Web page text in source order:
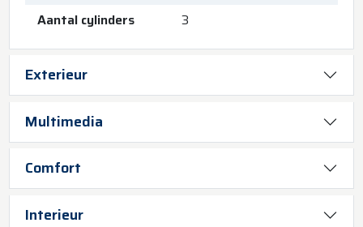
Aantal cylinders
3
Exterieur
Multimedia
Comfort
Interieur